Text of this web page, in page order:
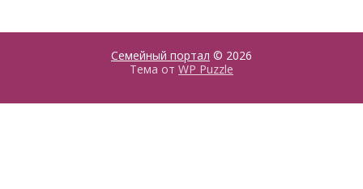
Семейный портал © 2026
Тема от WP Puzzle